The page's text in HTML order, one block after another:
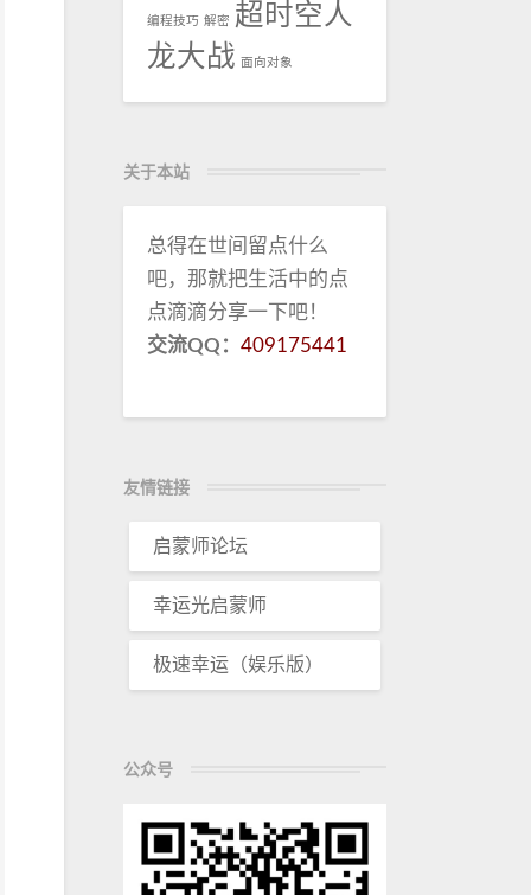
编程技巧 解密 超时空人
龙大战 面向对象
关于本站
总得在世间留点什么
吧，那就把生活中的点
点滴滴分享一下吧！
交流QQ： 409175441
友情链接
启蒙师论坛
幸运光启蒙师
极速幸运（娱乐版）
公众号